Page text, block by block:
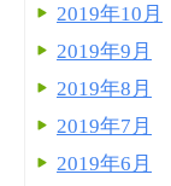
2019年10月
2019年9月
2019年8月
2019年7月
2019年6月